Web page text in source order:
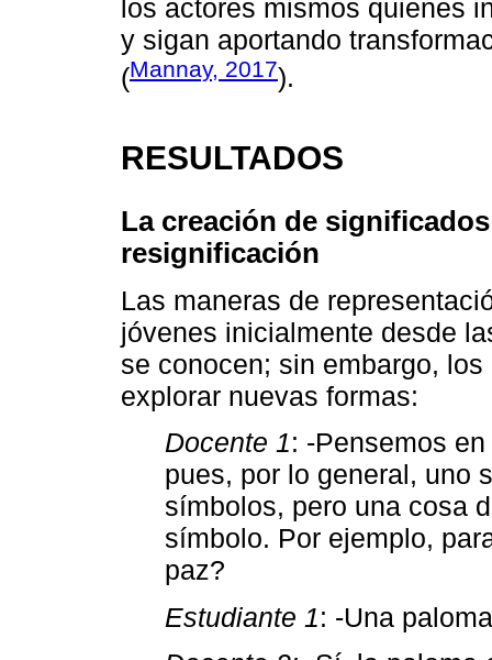
los actores mismos quienes
y sigan aportando
(Mannay, 2017).
RESULTADOS
La creación de
resignificación
Las maneras de
jóvenes inicialmente desde
se conocen; sin embargo,
explorar nuevas formas:
Docente 1: -Pensemos
pues, por lo general, uno
símbolos, pero una cosa
símbolo. Por ejemplo,
paz?
Estudiante 1: -Una